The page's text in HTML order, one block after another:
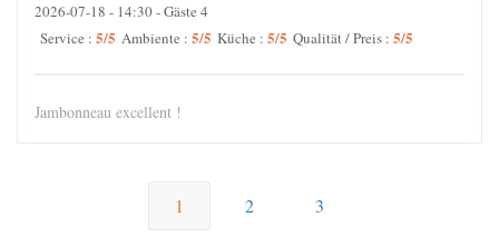
2026-07-18 - 14:30 - Gäste 4
Service : 5/5 Ambiente : 5/5 Küche : 5/5 Qualität / Preis : 5/5
Jambonneau excellent !
1 2 3